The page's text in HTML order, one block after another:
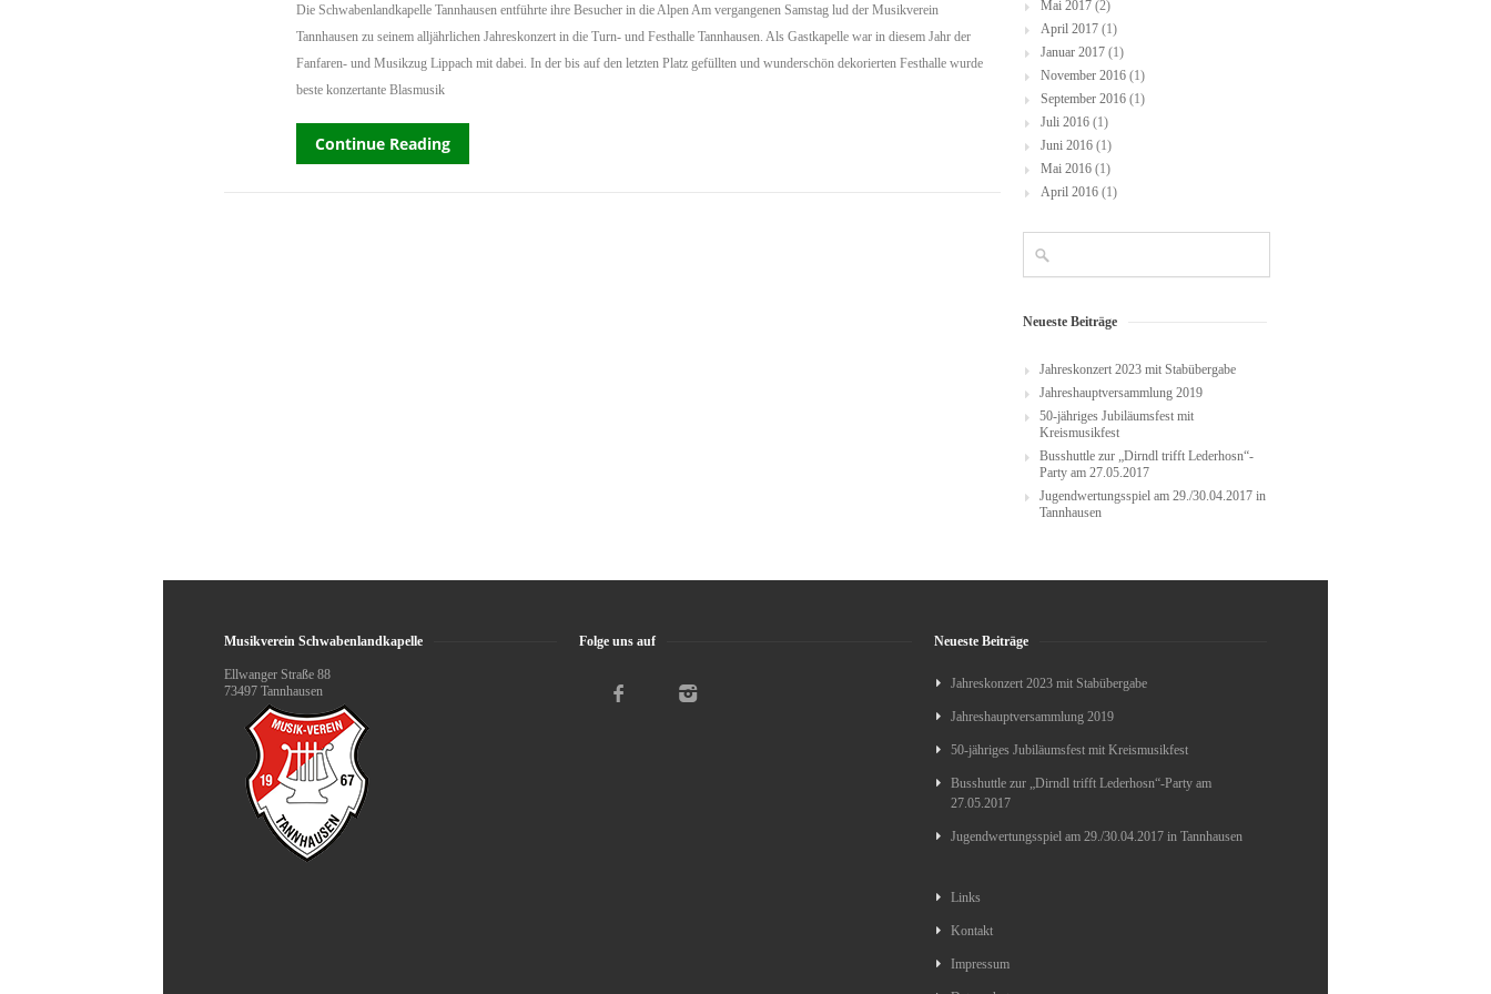
Die Schwabenlandkapelle Tannhausen entführte ihre Besucher in die Alpen Am vergangenen Samstag lud der Musikverein
Tannhausen zu seinem alljährlichen Jahreskonzert in die Turn- und Festhalle Tannhausen. Als Gastkapelle war in diesem Jahr der
Fanfaren- und Musikzug Lippach mit dabei. In der bis auf den letzten Platz gefüllten und wunderschön dekorierten Festhalle wurde
beste konzertante Blasmusik
Continue Reading
Mai 2017 (2)
April 2017 (1)
Januar 2017 (1)
November 2016 (1)
September 2016 (1)
Juli 2016 (1)
Juni 2016 (1)
Mai 2016 (1)
April 2016 (1)
Neueste Beiträge
Jahreskonzert 2023 mit Stabübergabe
Jahreshauptversammlung 2019
50-jähriges Jubiläumsfest mit
Kreismusikfest
Busshuttle zur „Dirndl trifft Lederhosn“-
Party am 27.05.2017
Jugendwertungsspiel am 29./30.04.2017 in
Tannhausen
Musikverein Schwabenlandkapelle
Ellwanger Straße 88
73497 Tannhausen
Folge uns auf Neueste Beiträge
Jahreskonzert 2023 mit Stabübergabe
Jahreshauptversammlung 2019
50-jähriges Jubiläumsfest mit Kreismusikfest
Busshuttle zur „Dirndl trifft Lederhosn“-Party am
27.05.2017
Jugendwertungsspiel am 29./30.04.2017 in Tannhausen
Links
Kontakt
Impressum